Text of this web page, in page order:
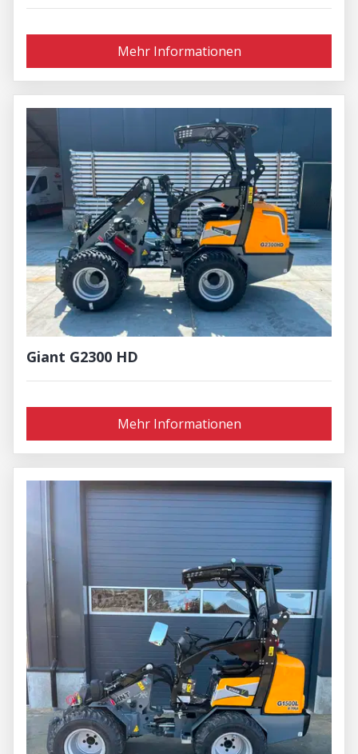
Mehr Informationen
Giant G2300 HD
Mehr Informationen